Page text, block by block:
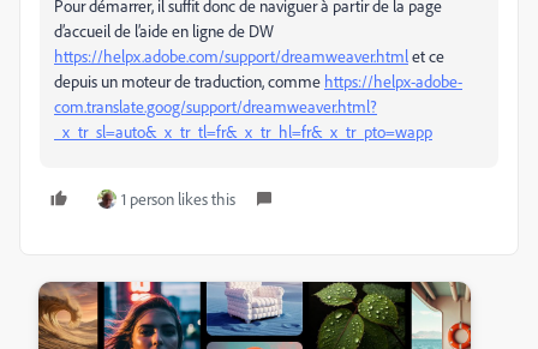
Pour démarrer, il suffit donc de naviguer à partir de la page
d’accueil de l’aide en ligne de DW
https://helpx.adobe.com/support/dreamweaver.htmlet ce
depuis un moteur de traduction, comme https://helpx-adobe-
com.translate.goog/support/dreamweaver.html?
_x_tr_sl=auto&_x_tr_tl=fr&_x_tr_hl=fr&_x_tr_pto=wapp
1 person likes this